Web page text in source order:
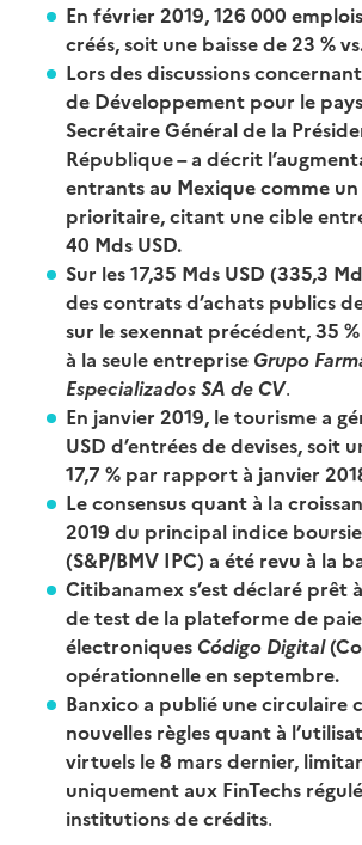
En février 2019, 126 000
créés, soit une baisse de 23 %
Lors des discussions
de Développement pour le
Secrétaire Général de la
République – a décrit
entrants au Mexique comme
prioritaire, citant une cible
40 Mds USD.
Sur les 17,35 Mds USD (335,3
des contrats d’achats publics
sur le sexennat précédent, 35
à la seule entreprise Grupo
Especializados SA de CV.
En janvier 2019, le tourisme a
USD d’entrées de devises, soit
17,7 % par rapport à janvier
Le consensus quant à la
2019 du principal indice
(S&P/BMV IPC) a été revu à la
Citibanamex s’est déclaré prêt
de test de la plateforme de
électroniquesCódigo Digital
opérationnelle en septembre.
Banxico a publié une circulaire
nouvelles règles quant à
virtuels le 8 mars dernier,
uniquement aux FinTechs
institutions de crédits.